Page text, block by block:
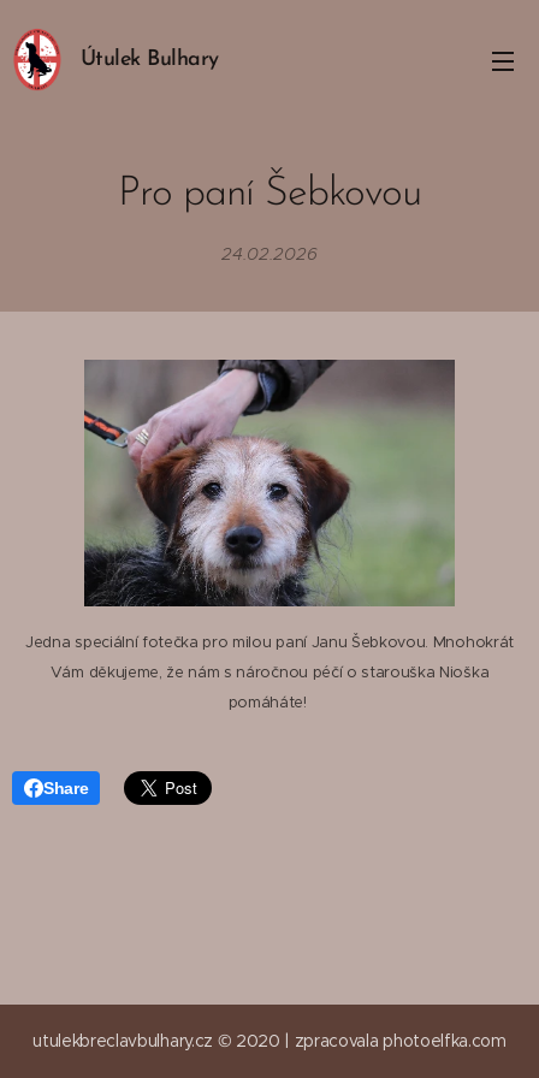
Útulek Bulhary
Pro paní Šebkovou
24.02.2026
Jedna speciální fotečka pro milou paní Janu Šebkovou. Mnohokrát
Vám děkujeme, že nám s náročnou péčí o starouška Nioška
pomáháte!
Share
utulekbreclavbulhary.cz © 2020 | zpracovala photoelfka.com